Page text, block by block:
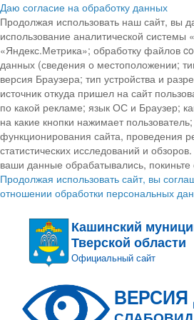
Даю согласие на обработку данных
Продолжая использовать наш сайт, вы
использование аналитической системы
«Яндекс.Метрика»; обработку файлов
данных (сведения о местоположении;
версия Браузера; тип устройства и
источник откуда пришел на сайт
по какой рекламе; язык ОС и Браузер;
на какие кнопки нажимает
функционирования сайта, проведения
статистических исследований и
ваши данные обрабатывались, покиньте
Продолжая использовать сайт, вы
отношении обработки персональных